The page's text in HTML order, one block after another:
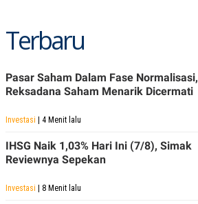
Terbaru
Pasar Saham Dalam Fase Normalisasi,
Reksadana Saham Menarik Dicermati
Investasi | 4 Menit lalu
IHSG Naik 1,03% Hari Ini (7/8), Simak
Reviewnya Sepekan
Investasi | 8 Menit lalu